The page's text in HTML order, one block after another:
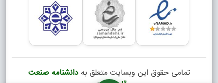
تمامی حقوق این وبسایت متعلق بهدانشنامه صنعت